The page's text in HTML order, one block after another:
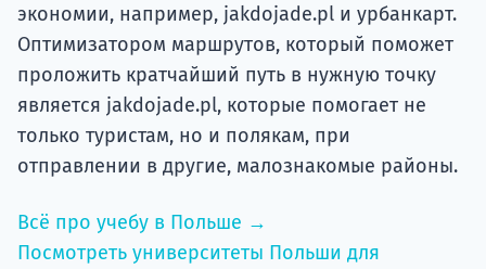
экономии, например, jakdojade.pl и урбанкарт.
Оптимизатором маршрутов, который поможет
проложить кратчайший путь в нужную точку
является jakdojade.pl, которые помогает не
только туристам, но и полякам, при
отправлении в другие, малознакомые районы.
Всё про учебу в Польше →
Посмотреть университеты Польши для